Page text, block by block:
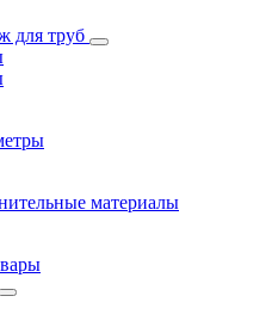
для труб
материалы